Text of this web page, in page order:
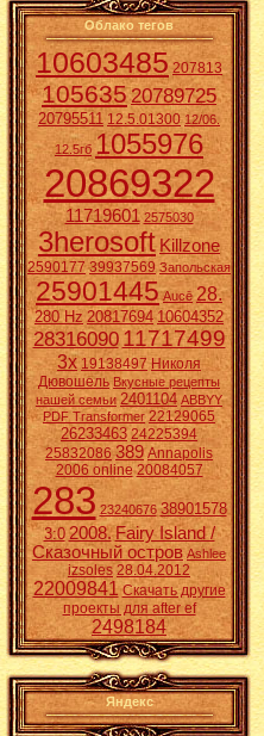
Облако тегов
10603485 207813
10563520789725
20795511 12.5.01300 12/06.
12.5гб 1055976
20869322
11719601 2575030
3herosoft Killzone
2590177 39937569 Запольская
25901445 Aucē 28.
280 Hz 20817694 10604352
2831609011717499
3x 19138497 Николя
Дювошель Вкусные рецепты
нашей семьи 2401104 ABBYY
PDF Transformer 22129065
26233463 24225394
25832086 389 Annapolis
2006 online 20084057
283 23240676 38901578
3:0 2008. Fairy Island /
Сказочный остров Ashlee
izsoles 28.04.2012
22009841 Скачать другие
проекты для after ef
2498184
Яндекс